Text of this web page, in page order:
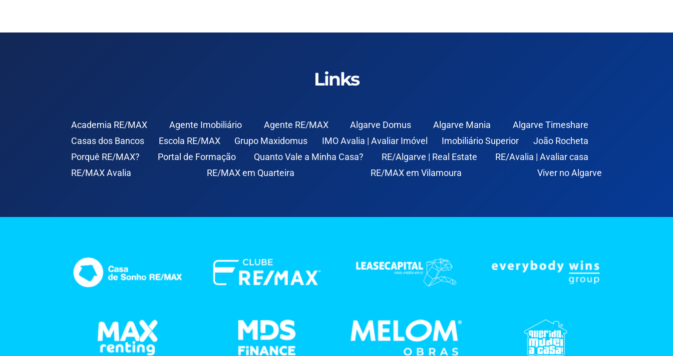
Links
Academia RE/MAX Agente Imobiliário Agente RE/MAX Algarve Domus Algarve Mania
Algarve Timeshare
Casas dos Bancos
Escola RE/MAX Grupo Maxidomus IMO Avalia | Avaliar Imóvel Imobiliário Superior
João Rocheta
Porquê RE/MAX?
Portal de Formação Quanto Vale a Minha Casa? RE/Algarve | Real Estate
RE/Avalia | Avaliar casa
RE/MAX Avalia
RE/MAX em Quarteira RE/MAX em Vilamoura Viver no Algarve